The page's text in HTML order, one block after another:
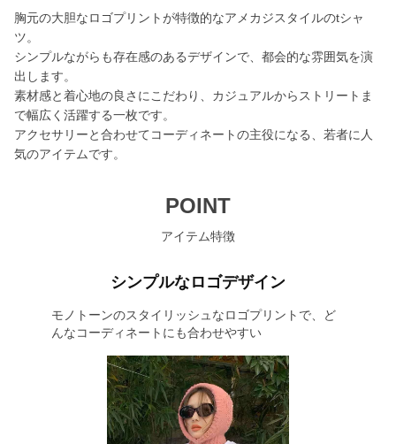
胸元の大胆なロゴプリントが特徴的なアメカジスタイルのtシャ
ツ。
シンプルながらも存在感のあるデザインで、都会的な雰囲気を演
出します。
素材感と着心地の良さにこだわり、カジュアルからストリートま
で幅広く活躍する一枚です。
アクセサリーと合わせてコーディネートの主役になる、若者に人
気のアイテムです。
POINT
アイテム特徴
シンプルなロゴデザイン
モノトーンのスタイリッシュなロゴプリントで、ど
んなコーディネートにも合わせやすい